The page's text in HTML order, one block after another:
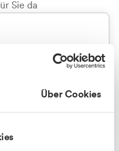
Über Cookies
Sie da